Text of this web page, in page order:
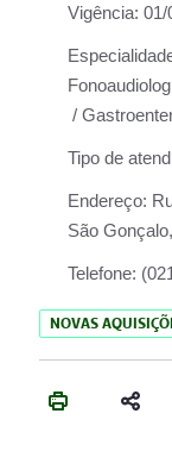
Vigência: 01/
/
Tipo de
Endereço:
São
Telefone:
NOVAS